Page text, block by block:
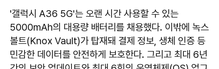
'갤럭시 A36 5G'는 오랜 시간 사용할 수 있는
5000mAh의 대용량 배터리를 채용했다. 이밖에 녹스
볼트(Knox Vault)가 탑재돼 결제 정보, 생체 인증 등
민감한 데이터를 안전하게 보호한다. 그리고 최대 6년